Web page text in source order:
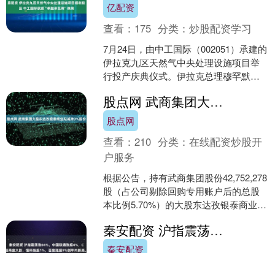
亿配资
查看： 175 分类：炒股配资学习
7月24日，由中工国际（002051）承建的
伊拉克九区天然气中央处理设施项目举
行投产庆典仪式。伊拉克总理穆罕默德.
副总理兼石....
股点网 武商集团大股东达孜银泰商业拟减持3%股份
股点网
查看：210 分类：在线配资炒股开
户服务
根据公告，持有武商集团股份42,752,278
股（占公司剔除回购专用账户后的总股
本比例5.70%）的大股东达孜银泰商业发
日起十....
秦安配资 沪指震荡涨04%，中国联通涨超4%，CPO等AI硬件股再度大跌，恒科指超1%，百度涨超9%创年内新高、阿里涨超4%
秦安配资